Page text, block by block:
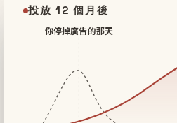
投放 12 個月後
你停掉廣告的那天